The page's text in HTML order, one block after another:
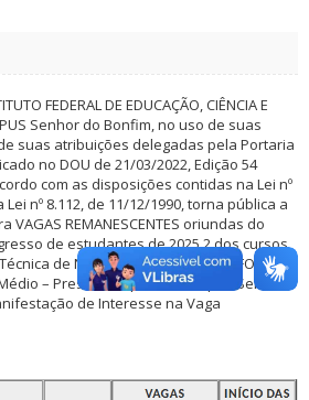
FEDERAL DE EDUCAÇÃO, CIÊNCIA E
Senhor do Bonfim, no uso de suas
suas atribuições delegadas pela Portaria
no DOU de 21/03/2022, Edição 54
com as disposições contidas na Lei nº
Lei nº 8.112, de 11/12/1990, torna pública a
REMANESCENTES oriundas do
de estudantes de 2025.2 dos cursos
de Nível Médio (EPTNM), na FORMA
– Presencial, para o Campus Senhor
de Interesse na Vaga